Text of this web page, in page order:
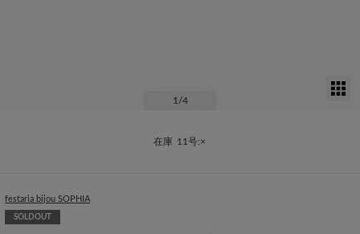
1 /4
在庫 11号:×
festaria bijou SOPHIA
SOLDOUT